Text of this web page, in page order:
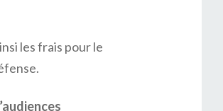
les frais pour le